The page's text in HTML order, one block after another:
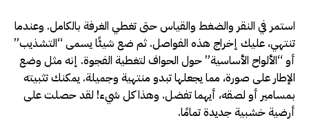
استمر في النقر والضغط والقياس حتى تغطي الغرفة بالكامل. وعندما
تنتهي، عليك إخراج هذه الفواصل. ثم ضع شيئًا يسمى “التشذيب”
أو “الألواح الأساسية” حول الحواف لتغطية الفجوة. إنه مثل وضع
الإطار على صورة، مما يجعلها تبدو منتهية وجميلة. يمكنك تثبيته
بمسامير أو لصقه، أيهما تفضل. وهذا كل شيء! لقد حصلت على
أرضية خشبية جديدة تمامًا.